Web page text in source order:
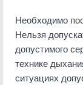
Необходимо
Нельзя
допустимого
технике
ситуациях